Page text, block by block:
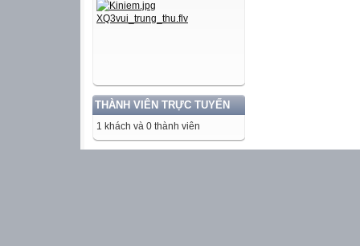
THÀNH VIÊN TRỰC TUYẾN
1 khách và 0 thành viên